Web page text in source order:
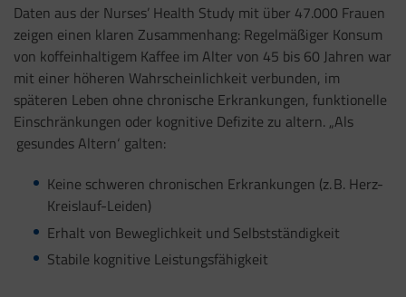
Daten aus der Nurses’ Health Study mit über 47.000 Frauen
zeigen einen klaren Zusammenhang: Regelmäßiger Konsum
von koffeinhaltigem Kaffee im Alter von 45 bis 60 Jahren war
mit einer höheren Wahrscheinlichkeit verbunden, im
späteren Leben ohne chronische Erkrankungen, funktionelle
Einschränkungen oder kognitive Defizite zu altern. „Als
‚gesundes Altern‘ galten:
Keine schweren chronischen Erkrankungen (z. B. Herz-
Kreislauf-Leiden)
Erhalt von Beweglichkeit und Selbstständigkeit
Stabile kognitive Leistungsfähigkeit